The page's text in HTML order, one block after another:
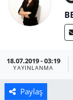
18.07.2019 - 03:19
YAYINLANMA
Paylaş
Haber
Haber